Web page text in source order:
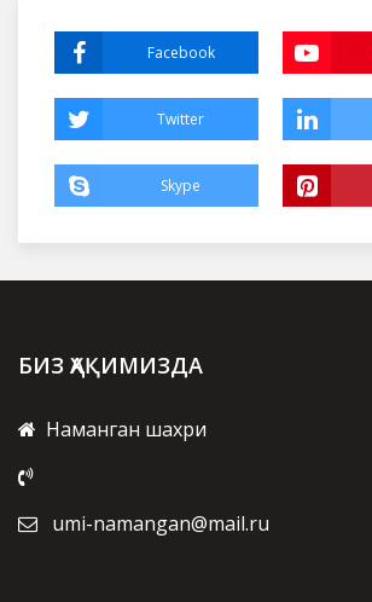
Facebook
Twitter
Skype
БИЗ ҲАҚИМИЗДА
Наманган шахри
umi-namangan@mail.ru